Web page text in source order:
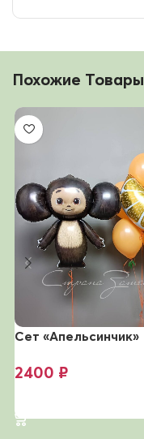
Похожие Товары
Сет «Апельсинчик»
2400 ₽